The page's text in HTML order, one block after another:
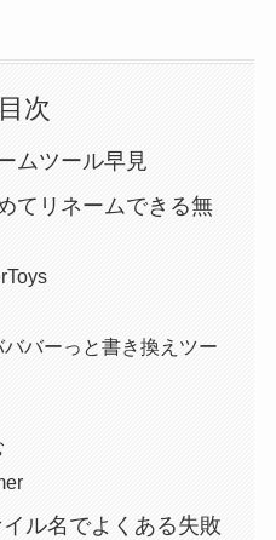
目次
ムツール早見
てリネームできる無
バーっと書き換えツー
ル名でよくある失敗